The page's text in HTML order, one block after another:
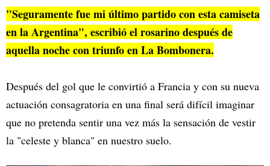
"Seguramente fue mi último partido con esta camiseta
en la Argentina", escribió el rosarino después de
aquella noche con triunfo en La Bombonera.
Después del gol que le convirtió a Francia y con su nueva
actuación consagratoria en una final será difícil imaginar
que no pretenda sentir una vez más la sensación de vestir
la "celeste y blanca" en nuestro suelo.